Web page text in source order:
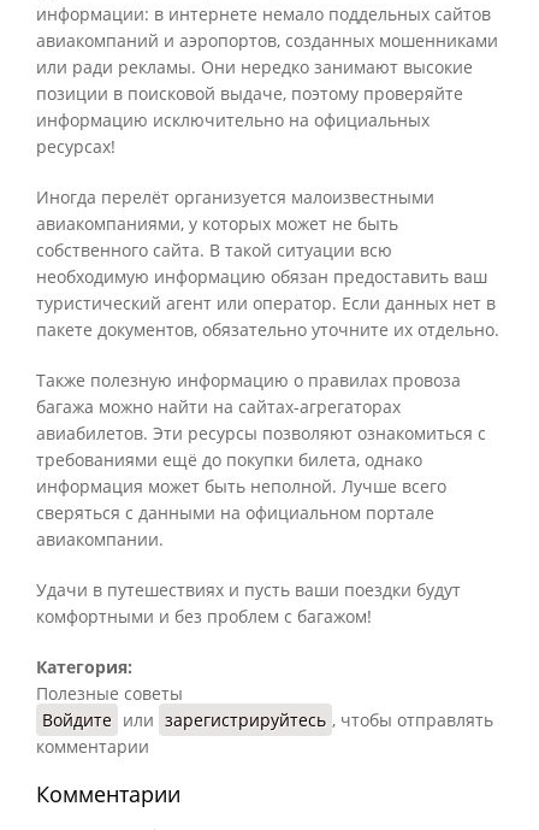
информации: в интернете немало поддельных сайтов
авиакомпаний и аэропортов, созданных мошенниками
или ради рекламы. Они нередко занимают высокие
позиции в поисковой выдаче, поэтому проверяйте
информацию исключительно на официальных
ресурсах!
Иногда перелёт организуется малоизвестными
авиакомпаниями, у которых может не быть
собственного сайта. В такой ситуации всю
необходимую информацию обязан предоставить ваш
туристический агент или оператор. Если данных нет в
пакете документов, обязательно уточните их отдельно.
Также полезную информацию о правилах провоза
багажа можно найти на сайтах-агрегаторах
авиабилетов. Эти ресурсы позволяют ознакомиться с
требованиями ещё до покупки билета, однако
информация может быть неполной. Лучше всего
сверяться с данными на официальном портале
авиакомпании.
Удачи в путешествиях и пусть ваши поездки будут
комфортными и без проблем с багажом!
Категория:
Полезные советы
Войдите или зарегистрируйтесь , чтобы отправлять
комментарии
Комментарии